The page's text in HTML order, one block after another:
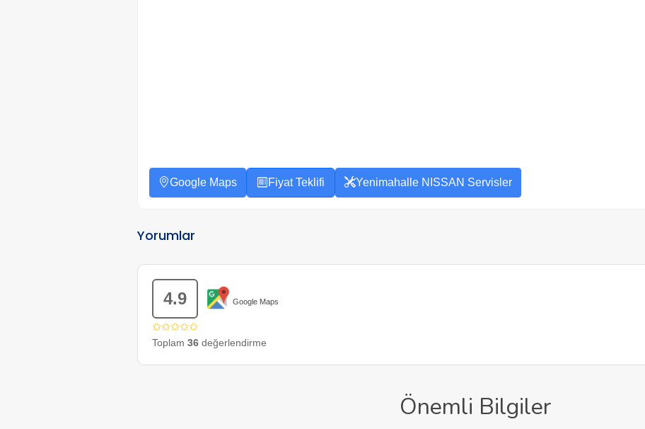
Google Maps Fiyat Teklifi Yenimahalle NISSAN Servisler
Yorumlar
4.9 Google Maps
✩✩✩✩✩
Toplam 36değerlendirme
Önemli Bilgiler